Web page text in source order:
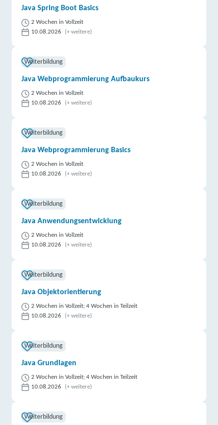
Java Spring Boot Basics
2 Wochen in Vollzeit
10.08.2026
(+ weitere)
Weiterbildung
Java Webprogrammierung Aufbaukurs
2 Wochen in Vollzeit
10.08.2026
(+ weitere)
Weiterbildung
Java Webprogrammierung Basics
2 Wochen in Vollzeit
10.08.2026
(+ weitere)
Weiterbildung
Java Anwendungsentwicklung
2 Wochen in Vollzeit
10.08.2026
(+ weitere)
Weiterbildung
Java Objektorientierung
2 Wochen in Vollzeit; 4 Wochen in Teilzeit
10.08.2026
(+ weitere)
Weiterbildung
Java Grundlagen
2 Wochen in Vollzeit; 4 Wochen in Teilzeit
10.08.2026
(+ weitere)
Weiterbildung